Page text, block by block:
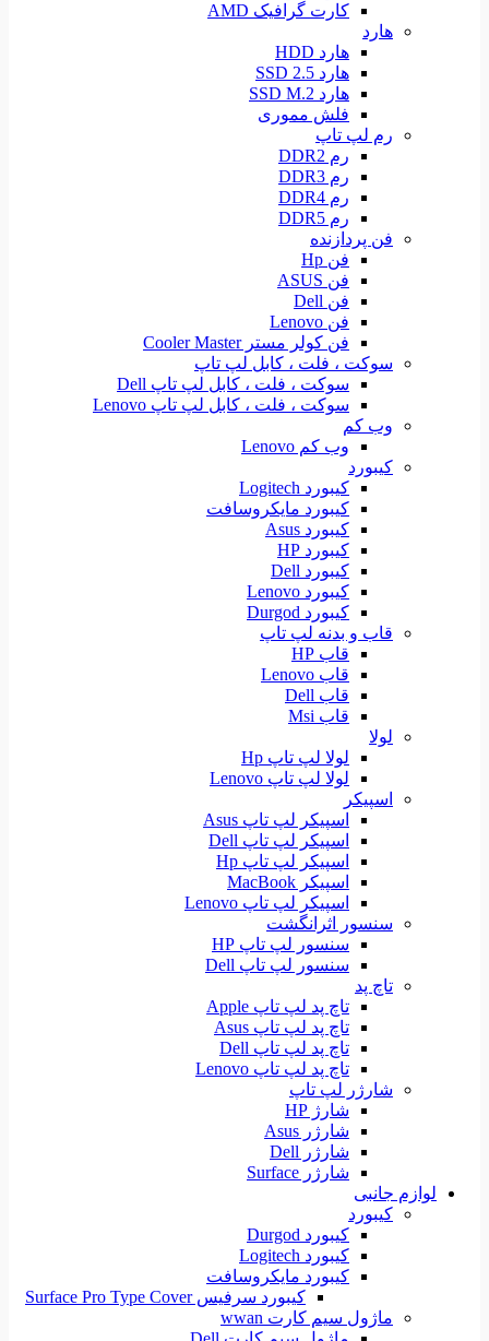
کارت گرافیک AMD
هارد
هارد HDD
هارد SSD 2.5
هارد SSD M.2
فلش مموری
رم لپ تاپ
رم DDR2
رم DDR3
رم DDR4
رم DDR5
فن پردازنده
فن Hp
فن ASUS
فن Dell
فن Lenovo
فن کولر مستر Cooler Master
سوکت ، فلت ، کابل لپ تاپ
سوکت ، فلت ، کابل لپ تاپ Dell
سوکت ، فلت ، کابل لپ تاپ Lenovo
وب کم
وب کم Lenovo
کیبورد
کیبورد Logitech
کیبورد مایکروسافت
کیبورد Asus
کیبورد HP
کیبورد Dell
کیبورد Lenovo
کیبورد Durgod
قاب و بدنه لپ تاپ
قاب HP
قاب Lenovo
قاب Dell
قاب Msi
لولا
لولا لپ تاپ Hp
لولا لپ تاپ Lenovo
اسپیکر
اسپیکر لپ تاپ Asus
اسپیکر لپ تاپ Dell
اسپیکر لپ تاپ Hp
اسپیکر MacBook
اسپیکر لپ تاپ Lenovo
سنسور اثرانگشت
سنسور لپ تاپ HP
سنسور لپ تاپ Dell
تاچ پد
تاچ پد لپ تاپ Apple
تاچ پد لپ تاپ Asus
تاچ پد لپ تاپ Dell
تاچ پد لپ تاپ Lenovo
شارژر لپ تاپ
شارژ HP
شارژر Asus
شارژر Dell
شارژر Surface
لوازم جانبی
کیبورد
کیبورد Durgod
کیبورد Logitech
کیبورد مایکروسافت
کیبورد سرفیس Surface Pro Type Cover
ماژول سیم کارت wwan